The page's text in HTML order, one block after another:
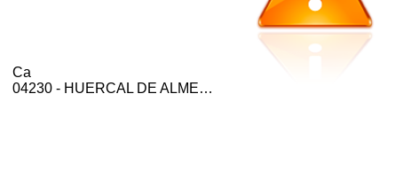
Ca
04230 - HUERCAL DE ALMERIA (ALMERIA)